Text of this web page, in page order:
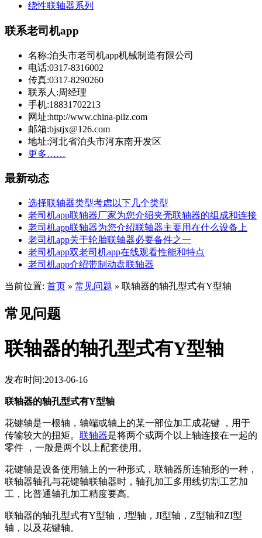
绕性联轴器系列
联系老司机app
名称:泊头市老司机app机械制造有限公司
电话:0317-8316002
传真:0317-8290260
联系人:周经理
手机:18831702213
网址:http://www.china-pilz.com
邮箱:bjstjx@126.com
地址:河北省泊头市河东南开发区
更多……
最新动态
选择联轴器类型考虑以下几个类型
老司机app联轴器厂家为您介绍夹壳联轴器的组成和连接
老司机app联轴器为您介绍联轴器主要用在什么设备上
老司机app关于轮胎联轴器必要备件之一
老司机app双老司机app在线观看性能和特点
老司机app介绍带制动盘联轴器
当前位置: 首页 » 常见问题 » 联轴器的轴孔型式有Y型轴
常见问题
联轴器的轴孔型式有Y型轴
发布时间:2013-06-16
联轴器的轴孔型式有Y型轴
花键轴是一根轴，轴端或轴上的某一部位加工成花键 ，用于
传输较大的扭矩。 联轴器是将两个或两个以上轴连接在一起的
零件 ，一般是两个以上配套使用。
花键轴是设备使用轴上的一种形式，联轴器所连轴形的一种，
联轴器轴孔与花键轴联轴器时，轴孔加工多用线切割工艺加
工，比普通轴孔加工精度要高。
联轴器的轴孔型式有Y型轴，J型轴，JI型轴，Z型轴和ZI型
轴，以及花键轴。